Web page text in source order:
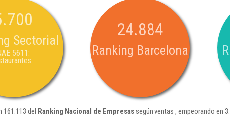
Sectorial
5611:
24.884
Ranking Barcelona
161.113 del Ranking Nacional de Empresassegún ventas , empeorando en